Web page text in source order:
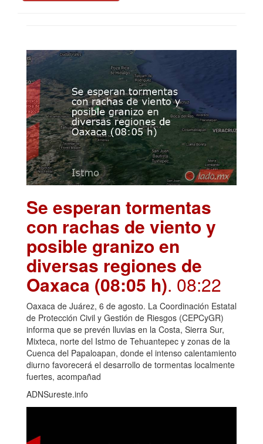
Se esperan tormentas
con rachas de viento y
posible granizo en
diversas regiones de
Oaxaca (08:05 h). 08:22
Oaxaca de Juárez, 6 de agosto. La Coordinación Estatal
de Protección Civil y Gestión de Riesgos (CEPCyGR)
informa que se prevén lluvias en la Costa, Sierra Sur,
Mixteca, norte del Istmo de Tehuantepec y zonas de la
Cuenca del Papaloapan, donde el intenso calentamiento
diurno favorecerá el desarrollo de tormentas localmente
fuertes, acompañad
ADNSureste.info